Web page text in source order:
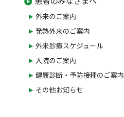
外来のご案内
発熱外来のご案内
外来診療スケジュール
入院のご案内
健康診断・予防接種のご案内
その他お知らせ